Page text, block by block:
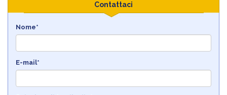
Contattaci
Nome*
E-mail*